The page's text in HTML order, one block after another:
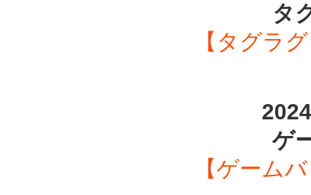
タ
【タグラ
ゲ
【ゲーム